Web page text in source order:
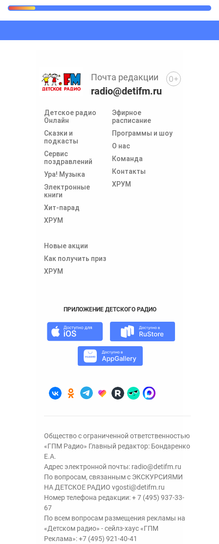
Детское радио
Онлайн
Сказки и
подкасты
Сервис
поздравлений
Ура! Музыка
Электронные
книги
Хит-парад
ХРУМ
Эфирное
расписание
Программы и шоу
О нас
Команда
Контакты
ХРУМ
Новые акции
Как получить приз
ХРУМ
Почта редакции
radio@detifm.ru
ПРИЛОЖЕНИЕ ДЕТСКОГО РАДИО
0+
Общество с ограниченной ответственностью
«ГПМ Радио» Главный редактор: Бондаренко
Е.А.
Адрес электронной почты: radio@detifm.ru
По вопросам, связанным с ЭКСКУРСИЯМИ
НА ДЕТСКОЕ РАДИО vgosti@detifm.ru
Номер телефона редакции:+ 7 (495) 937-33-
67
По всем вопросам размещения рекламы на
«Детском радио» - сейлз-хаус «ГПМ
Реклама»:+7 (495) 921-40-41